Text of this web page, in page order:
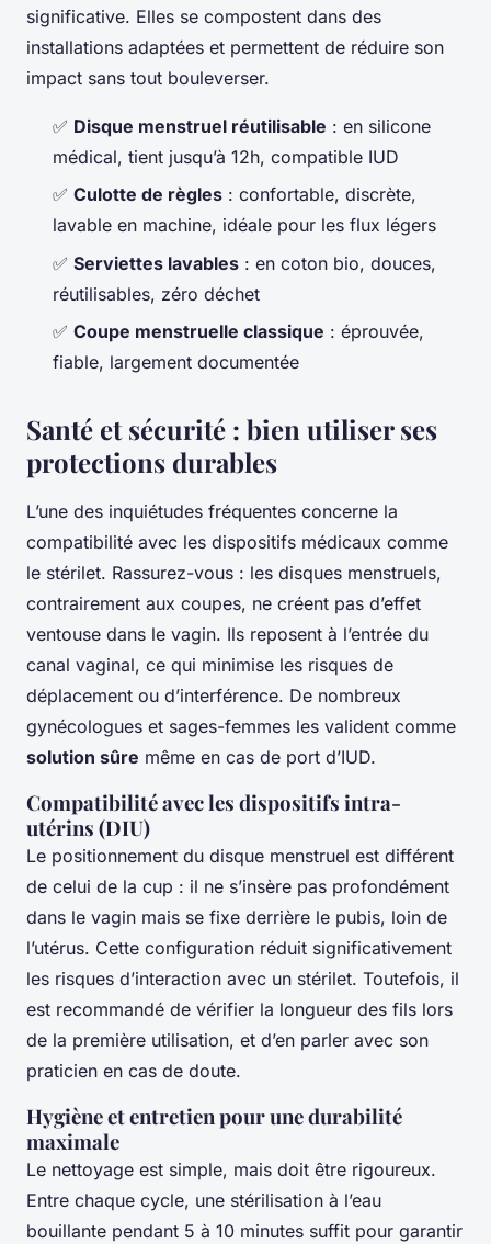
significative. Elles se compostent dans des
installations adaptées et permettent de réduire son
impact sans tout bouleverser.
✅ Disque menstruel réutilisable : en silicone
médical, tient jusqu’à 12h, compatible IUD
✅ Culotte de règles : confortable, discrète,
lavable en machine, idéale pour les flux légers
✅ Serviettes lavables : en coton bio, douces,
réutilisables, zéro déchet
✅ Coupe menstruelle classique : éprouvée,
fiable, largement documentée
Santé et sécurité : bien utiliser ses
protections durables
L’une des inquiétudes fréquentes concerne la
compatibilité avec les dispositifs médicaux comme
le stérilet. Rassurez-vous : les disques menstruels,
contrairement aux coupes, ne créent pas d’effet
ventouse dans le vagin. Ils reposent à l’entrée du
canal vaginal, ce qui minimise les risques de
déplacement ou d’interférence. De nombreux
gynécologues et sages-femmes les valident comme
solution sûre même en cas de port d’IUD.
Compatibilité avec les dispositifs intra-
utérins (DIU)
Le positionnement du disque menstruel est différent
de celui de la cup : il ne s’insère pas profondément
dans le vagin mais se fixe derrière le pubis, loin de
l’utérus. Cette configuration réduit significativement
les risques d’interaction avec un stérilet. Toutefois, il
est recommandé de vérifier la longueur des fils lors
de la première utilisation, et d’en parler avec son
praticien en cas de doute.
Hygiène et entretien pour une durabilité
maximale
Le nettoyage est simple, mais doit être rigoureux.
Entre chaque cycle, une stérilisation à l’eau
bouillante pendant 5 à 10 minutes suffit pour garantir